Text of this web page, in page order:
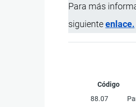
Para más
siguienteenlace.
Código
88.07